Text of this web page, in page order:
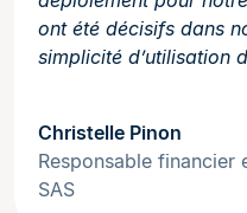
ont été décisifs dans
simplicité d’utilisation
Christelle Pinon
Responsable
SAS